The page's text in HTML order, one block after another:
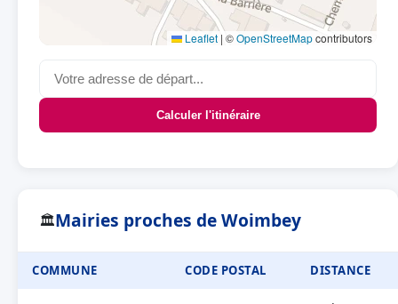
Leaflet | ©OpenStreetMapcontributors
Calculer l'itinéraire
🏛Mairies proches de Woimbey
COMMUNE CODE POSTAL DISTANCE